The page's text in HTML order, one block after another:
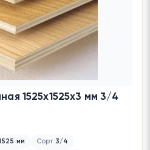
1525х1525х3 мм 3/4
мм Сорт:3/4